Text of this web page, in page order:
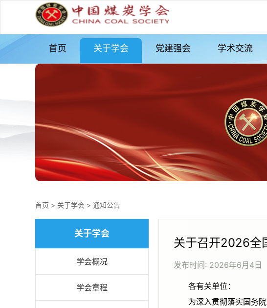
首页 关于学会 党建强会 学术交流
首页 > 关于学会 > 通知公告
关于学会
学会概况
学会章程
关于召开2026全
发布时间: 2026年6月4日
各有关单位：
为深入贯彻落实国务院印发的《固体废物综合治理行动计划》文件精神，扎实推进煤炭行业生态优先、绿色低碳发展，持